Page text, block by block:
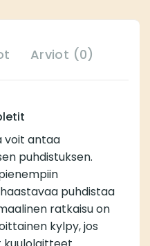
Arviot (0)
voit antaa
puhdistuksen.
puhdistaa
ratkaisu on
kylpy, jos